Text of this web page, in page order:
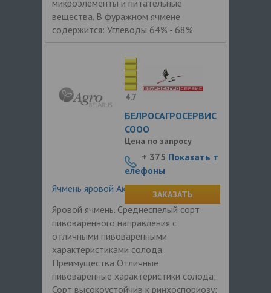
микроэлементы и питательные
вещества. В фуражном ячмене
содержится: Углеводы 64% - 68%
Ячмень яровой Аккордин
Яровой ячмень. Среднеспелый сорт
пивоваренного направления с
отличными пивоваренными
характеристиками солода.
Преимущества Отличные
пивоваренные характеристики солода;
Сорт высокоустойчив к ринхоспориозу;
4.7
БЕЛРОСАГРОСЕРВИС
СООО
Цена по запросу
+ 375 Показать т
елефоны
ЗАКАЗАТЬ